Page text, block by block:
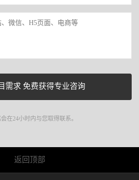
在24小时内与您取得联系。
返回顶部